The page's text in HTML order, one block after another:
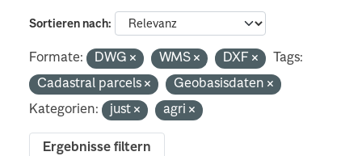
Sortieren nach
Formate: DWG WMS DXF
Tags:
Cadastral parcels
Geobasisdaten
Kategorien:
just agri
Ergebnisse filtern